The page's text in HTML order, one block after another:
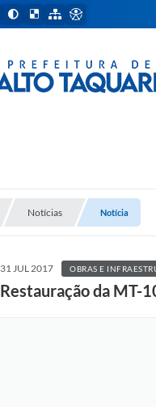
Notícias Notícia
31 JUL 2017 OBRAS E
Restauração da MT-